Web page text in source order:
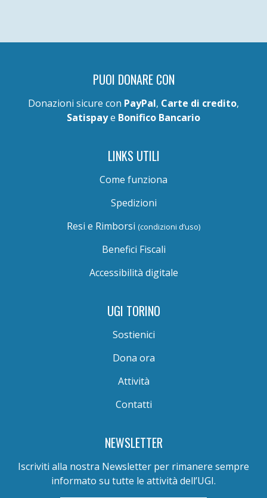
PUOI DONARE CON
Donazioni sicure con PayPal, Carte di credito,
Satispaye Bonifico Bancario
LINKS UTILI
Come funziona
Spedizioni
Resi e Rimborsi (condizioni d’uso)
Benefici Fiscali
Accessibilità digitale
UGI TORINO
Sostienici
Dona ora
Attività
Contatti
NEWSLETTER
Iscriviti alla nostra Newsletter per rimanere sempre
informato su tutte le attività dell’UGI.